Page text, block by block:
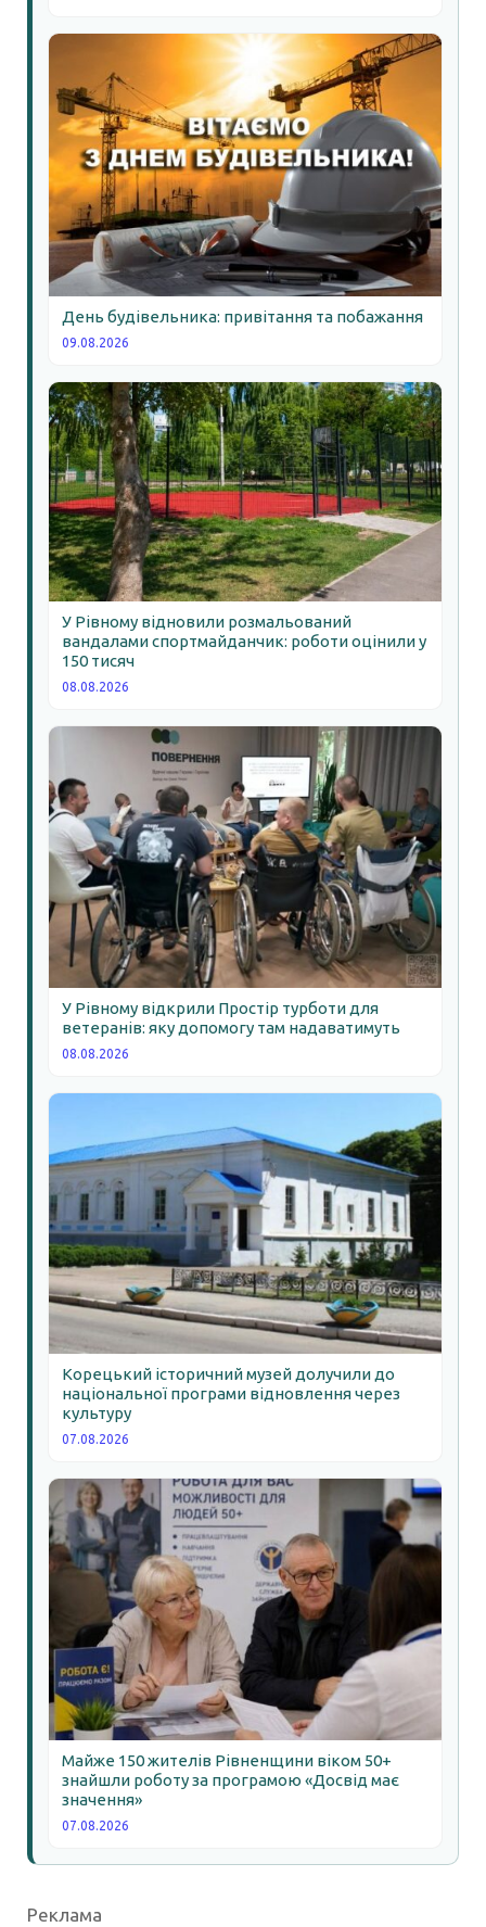
День будівельника: привітання та побажання
09.08.2026
У Рівному відновили розмальований
вандалами спортмайданчик: роботи оцінили у
150 тисяч
08.08.2026
У Рівному відкрили Простір турботи для
ветеранів: яку допомогу там надаватимуть
08.08.2026
Корецький історичний музей долучили до
національної програми відновлення через
культуру
07.08.2026
Майже 150 жителів Рівненщини віком 50+
знайшли роботу за програмою «Досвід має
значення»
07.08.2026
Реклама